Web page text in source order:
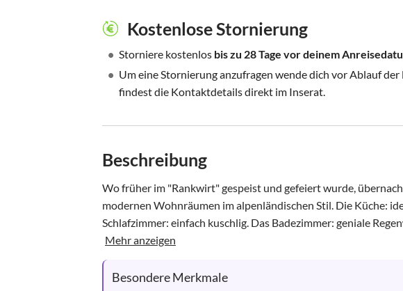
Kostenlose Stornierung
• Storniere kostenlos bis zu 28 Tage vor deinem
• Um eine Stornierung anzufragen wende dich vor Ablauf
findest die Kontaktdetails direkt im Inserat.
Beschreibung
Wo früher im "Rankwirt" gespeist und gefeiert wurde,
modernen Wohnräumen im alpenländischen Stil. Die Küche:
Schlafzimmer: einfach kuschlig. Das Badezimmer: geniale
Mehr anzeigen
Besondere Merkmale